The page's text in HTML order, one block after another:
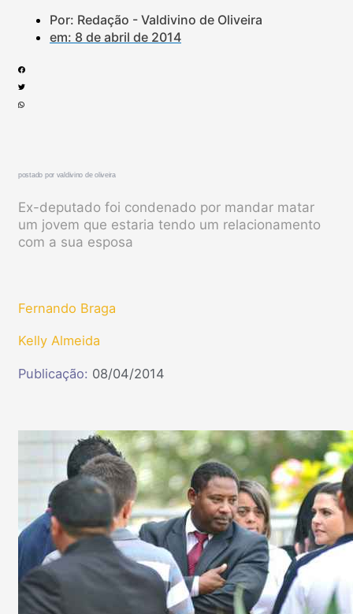
Por: Redação - Valdivino de Oliveira
em: 8 de abril de 2014
postado por valdivino de oliveira
Ex-deputado foi condenado por mandar matar
um jovem que estaria tendo um relacionamento
com a sua esposa
Fernando Braga
Kelly Almeida
Publicação: 08/04/2014